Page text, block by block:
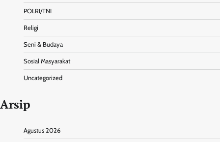
POLRI/TNI
Religi
Seni & Budaya
Sosial Masyarakat
Uncategorized
Arsip
Agustus 2026